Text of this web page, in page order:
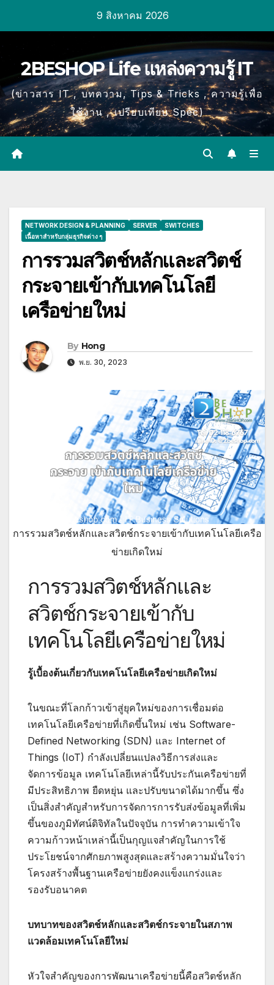
content
9 สิงหาคม 2026
2BESHOP Life แหล่งความรู้ IT
(ข่าวสาร IT , บทความ, Tips & Tricks , ความรู้เพื่อ
ใช้งาน , เปรียบเทียบ Spec)
NETWORK DESIGN & PLANNING SERVER
SWITCHES
เนื้อหาสำหรับกลุ่มธุรกิจต่าง ๆ
การรวมสวิตช์หลักและสวิตช์
กระจายเข้ากับเทคโนโลยี
เครือข่ายใหม่
By Hong
พ.ย. 30, 2023
การรวมสวิตช์หลักและสวิตช์กระจายเข้ากับเทคโนโลยีเครือ
ข่ายเกิดใหม่
การรวมสวิตช์หลักและ
สวิตช์กระจายเข้ากับ
เทคโนโลยีเครือข่ายใหม่
รู้เบื้องต้นเกี่ยวกับเทคโนโลยีเครือข่ายเกิดใหม่
ในขณะที่โลกก้าวเข้าสู่ยุคใหม่ของการเชื่อมต่อ
เทคโนโลยีเครือข่ายที่เกิดขึ้นใหม่ เช่น Software-
Defined Networking (SDN) และ Internet of
Things (IoT) กำลังเปลี่ยนแปลงวิธีการส่งและ
จัดการข้อมูล เทคโนโลยีเหล่านี้รับประกันเครือข่ายที่
มีประสิทธิภาพ ยืดหยุ่น และปรับขนาดได้มากขึ้น ซึ่ง
เป็นสิ่งสำคัญสำหรับการจัดการการรับส่งข้อมูลที่เพิ่ม
ขึ้นของภูมิทัศน์ดิจิทัลในปัจจุบัน การทำความเข้าใจ
ความก้าวหน้าเหล่านี้เป็นกุญแจสำคัญในการใช้
ประโยชน์จากศักยภาพสูงสุดและสร้างความมั่นใจว่า
โครงสร้างพื้นฐานเครือข่ายยังคงแข็งแกร่งและ
รองรับอนาคต
บทบาทของสวิตช์หลักและสวิตช์กระจายในสภาพ
แวดล้อมเทคโนโลยีใหม่
หัวใจสำคัญของการพัฒนาเครือข่ายนี้คือสวิตช์หลัก